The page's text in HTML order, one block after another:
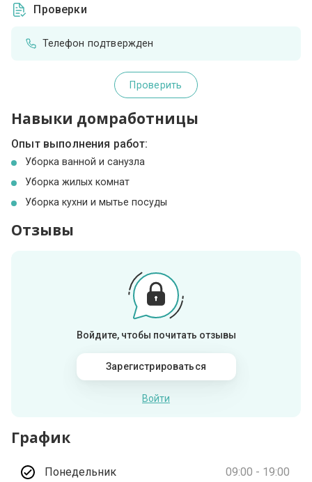
Проверки
Телефон подтвержден
Проверить
Навыки домработницы
Опыт выполнения работ:
Уборка ванной и санузла
Уборка жилых комнат
Уборка кухни и мытье посуды
Отзывы
Войдите, чтобы почитать отзывы
Зарегистрироваться
Войти
График
Понедельник 09:00 - 19:00